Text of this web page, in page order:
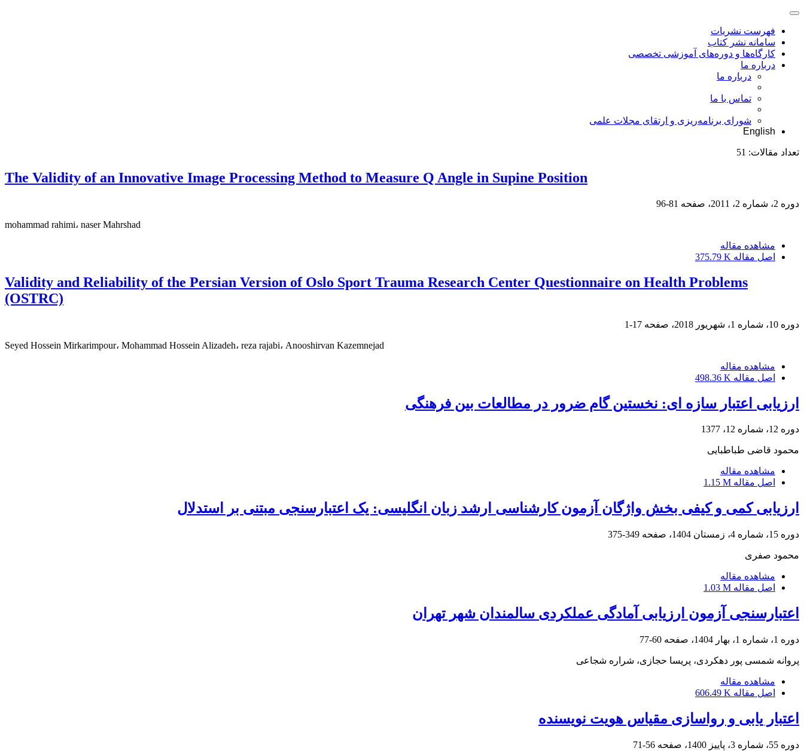
فهرست نشریات
سامانه نشر کتاب
کارگاه‌ها و دوره‌های آموزشی تخصصی
درباره ما
درباره ما
تماس با ما
شورای برنامه‌ریزی و ارتقای مجلات علمی
English
تعداد مقالات: 51
The Validity of an Innovative Image Processing Method to Measure Q Angle in Supine Position
دوره 2، شماره 2، 2011، صفحه 81-96
mohammad rahimi، naser Mahrshad
مشاهده مقاله
اصل مقاله 375.79 K
Validity and Reliability of the Persian Version of Oslo Sport Trauma Research Center Questionnaire on Health Problems
(OSTRC)
دوره 10، شماره 1، شهریور 2018، صفحه 17-1
Seyed Hossein Mirkarimpour، Mohammad Hossein Alizadeh، reza rajabi، Anooshirvan Kazemnejad
مشاهده مقاله
اصل مقاله 498.36 K
ارزیابی اعتبار سازه ای: نخستین گام ضرور در مطالعات بین فرهنگی
دوره 12، شماره 12، 1377
محمود قاضی طباطبایی
مشاهده مقاله
اصل مقاله 1.15 M
ارزیابی کمی و کیفی بخش واژگان آزمون کارشناسی ارشد زبان انگلیسی: یک اعتبارسنجی مبتنی بر استدلال
دوره 15، شماره 4، زمستان 1404، صفحه 349-375
محمود صفری
مشاهده مقاله
اصل مقاله 1.03 M
اعتبارسنجی آزمون ارزیابی آمادگی عملکردی سالمندان شهر تهران
دوره 1، شماره 1، بهار 1404، صفحه 60-77
پروانه شمسی پور دهکردی، پریسا حجازی، شراره شجاعی
مشاهده مقاله
اصل مقاله 606.49 K
اعتبار یابی و رواسازی مقیاس هویت نویسنده
دوره 55، شماره 3، پاییز 1400، صفحه 56-71